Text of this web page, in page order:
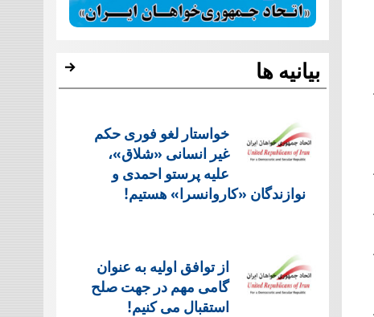
بیانیه ها
خواستار لغو فوری حکم
غیر انسانی «شلاق»،
علیه پرستو احمدی و
نوازندگان «کاروانسرا» هستیم!
از توافق اولیه به عنوان
گامی مهم در جهت صلح
استقبال می کنیم!